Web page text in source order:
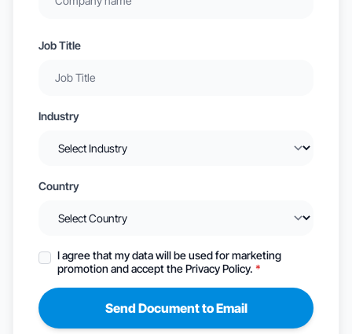
Job Title
Industry
Country
I agree that my data will be used for marketing
promotion and accept the Privacy Policy. *
Send Document to Email